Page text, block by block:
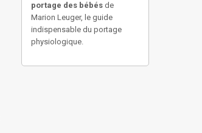
portage des bébés de
Marion Leuger, le guide
indispensable du portage
physiologique.